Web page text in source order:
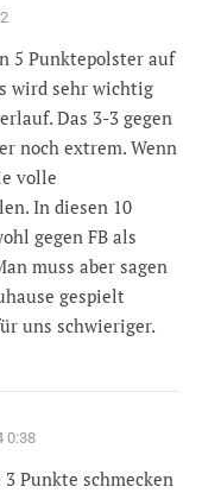
5 Punktepolster auf
wird sehr wichtig
Das 3-3 gegen
noch extrem. Wenn
volle
In diesen 10
gegen FB als
muss aber sagen
gespielt
uns schwieriger.
0:38
Punkte schmecken